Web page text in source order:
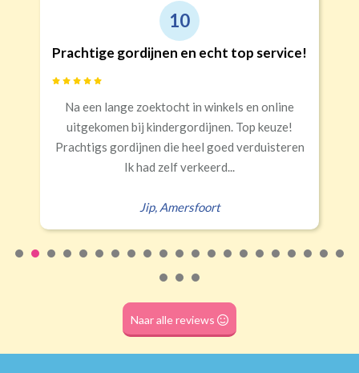
9
Goede kwaliteit en service!
Snelle levering, alles netjes aangekomen
Erald,Zeist
Naar alle reviews